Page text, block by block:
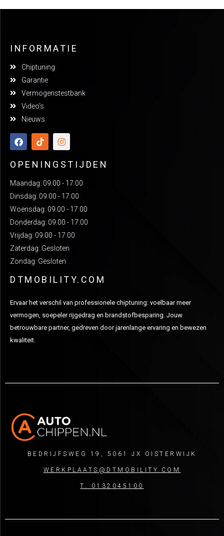
INFORMATIE
Chiptuning
Garantie
Vermogenstestbank
Video's
Nieuws
OPENINGSTIJDEN
Maandag: 09:00 - 17:00
Dinsdag: 09.00 - 17.00
Woensdag: 09.00 - 17.00
Donderdag: 09.00 - 17.00
Vrijdag: 09.00 - 17.00
Zaterdag: Gesloten
Zondag: Gesloten
DTMOBILITY.COM
Ervaar het verschil van professionele chiptuning: voelbaar meer
vermogen, soepeler rijgedrag en brandstofbesparing. Jouw
betrouwbare partner, gedreven door jarenlange ervaring en bewezen
kwaliteit.
BEDRIJFSWEG 19, 5061 JX OISTERWIJK
WERKPLAATS@DTMOBILITY.COM
T. 0132045100